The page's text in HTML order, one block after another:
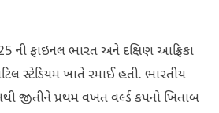
ની ફાઇનલ ભારત અને દક્ષિણ આફ્રિકા
સ્ટેડિયમ ખાતે રમાઈ હતી. ભારતીય
જીતીને પ્રથમ વખત વર્લ્ડ કપનો ખિતાબ